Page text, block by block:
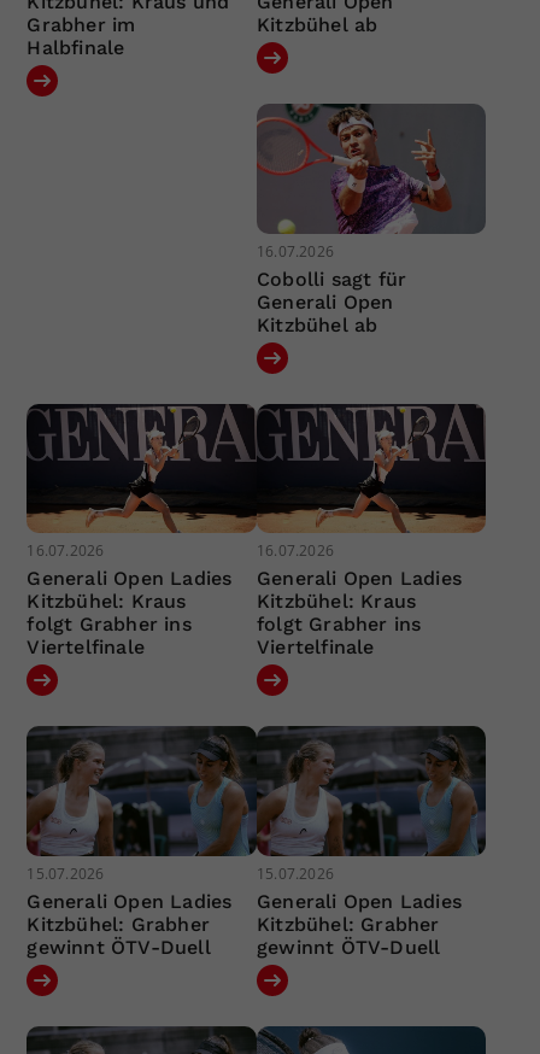
Grabher im
Halbfinale
Kitzbühel ab
16.07.2026
Cobolli sagt für
Generali Open
Kitzbühel ab
16.07.2026
Generali Open Ladies
Kitzbühel: Kraus
folgt Grabher ins
Viertelfinale
16.07.2026
Generali Open Ladies
Kitzbühel: Kraus
folgt Grabher ins
Viertelfinale
15.07.2026
Generali Open Ladies
Kitzbühel: Grabher
gewinnt ÖTV-Duell
15.07.2026
Generali Open Ladies
Kitzbühel: Grabher
gewinnt ÖTV-Duell